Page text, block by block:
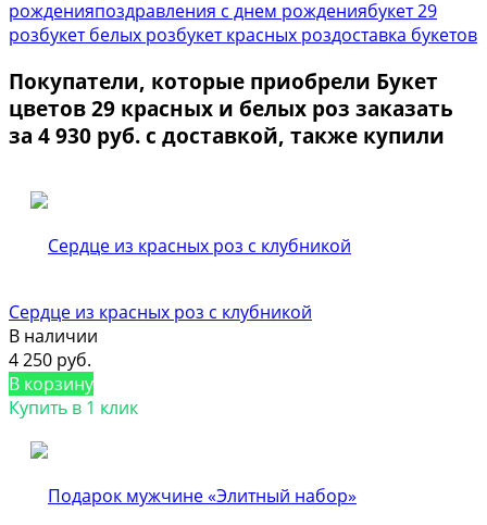
рожденияпоздравления с днем рождениябукет 29
розбукет белых розбукет красных роздоставка букетов
Покупатели, которые приобрели Букет
цветов 29 красных и белых роз заказать
за 4 930 руб. с доставкой, также купили
Сердце из красных роз с клубникой
В наличии
4 250 руб.
В корзину
Купить в 1 клик